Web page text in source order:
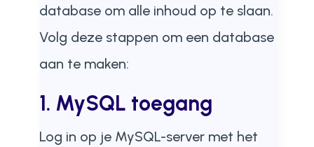
database om alle inhoud op te slaan.
Volg deze stappen om een database
aan te maken:
1. MySQL toegang
Log in op je MySQL-server met het